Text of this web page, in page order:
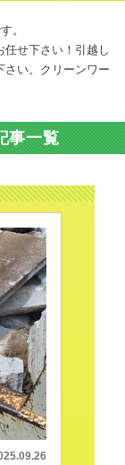
。
せ下さい！引越し
さい。クリーンワー
事一覧